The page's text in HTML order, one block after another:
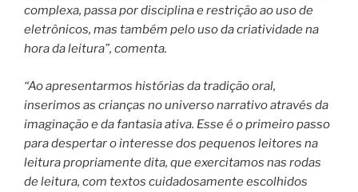
complexa, passa por disciplina e restrição ao uso de
eletrônicos, mas também pelo uso da criatividade na
hora da leitura”, comenta.
“Ao apresentarmos histórias da tradição oral,
inserimos as crianças no universo narrativo através da
imaginação e da fantasia ativa. Esse é o primeiro passo
para despertar o interesse dos pequenos leitores na
leitura propriamente dita, que exercitamos nas rodas
de leitura, com textos cuidadosamente escolhidos